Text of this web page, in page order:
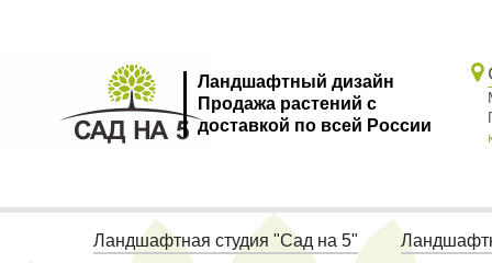
Ландшафтный дизайн
Продажа растений с
доставкой по всей России
Ландшафтная студия "Сад на 5"